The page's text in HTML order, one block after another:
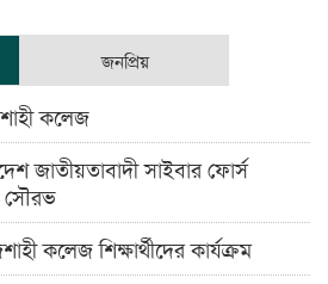
জনপ্রিয়
কলেজ
জাতীয়তাবাদী সাইবার ফোর্স
সৌরভ
কলেজ শিক্ষার্থীদের কার্যক্রম